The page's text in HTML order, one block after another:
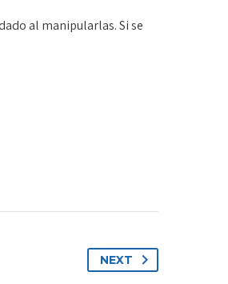
al manipularlas. Si se
NEXT